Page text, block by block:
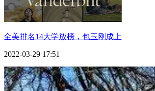
全美排名14大学放榜，包玉刚成上
2022-03-29 17:51